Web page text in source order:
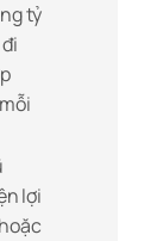
tỷ
lợi